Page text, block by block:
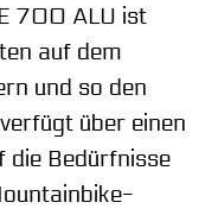
700 ALU ist
auf dem
und so den
über einen
die Bedürfnisse